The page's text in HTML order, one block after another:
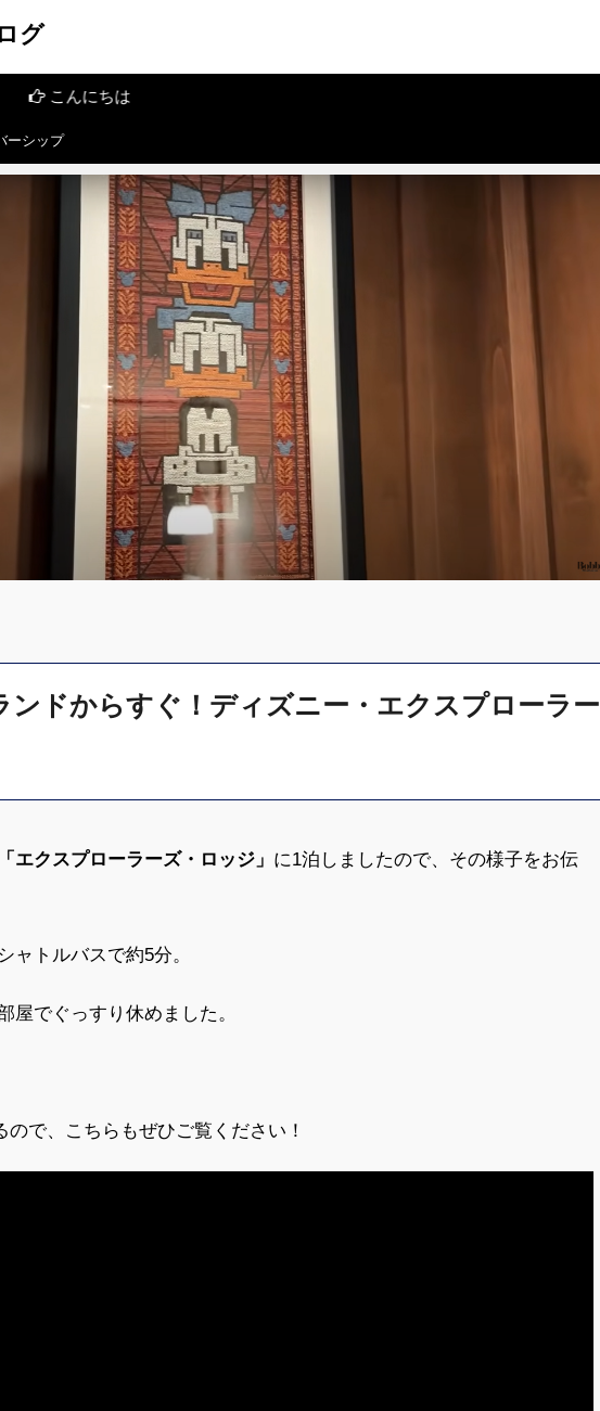
グ
ーシップ
ンドからすぐ！ディズニー・エクスプローラー
「エクスプローラーズ・ロッジ」 に1泊しましたので、その様子をお伝
ャトルバスで約5分。
屋でぐっすり休めました。
ので、こちらもぜひご覧ください！